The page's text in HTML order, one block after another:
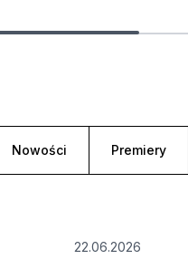
Nowości Premiery
22.06.2026